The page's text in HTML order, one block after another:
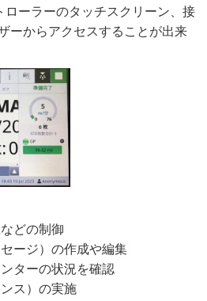
ーラーのタッチスクリーン、接
ーからアクセスすることが出来
どの制御
ージ）の作成や編集
ターの状況を確認
ス）の実施